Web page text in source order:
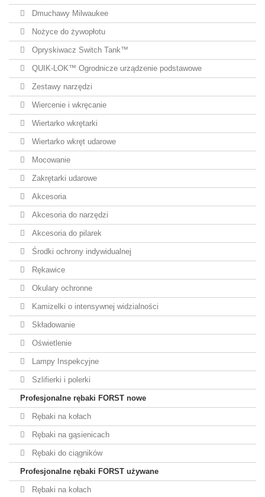
Dmuchawy Milwaukee
Nożyce do żywopłotu
Opryskiwacz Switch Tank™
QUIK-LOK™ Ogrodnicze urządzenie podstawowe
Zestawy narzędzi
Wiercenie i wkręcanie
Wiertarko wkrętarki
Wiertarko wkręt udarowe
Mocowanie
Zakrętarki udarowe
Akcesoria
Akcesoria do narzędzi
Akcesoria do pilarek
Środki ochrony indywidualnej
Rękawice
Okulary ochronne
Kamizelki o intensywnej widzialności
Składowanie
Oświetlenie
Lampy Inspekcyjne
Szlifierki i polerki
Profesjonalne rębaki FORST nowe
Rębaki na kołach
Rębaki na gąsienicach
Rębaki do ciągników
Profesjonalne rębaki FORST używane
Rębaki na kołach